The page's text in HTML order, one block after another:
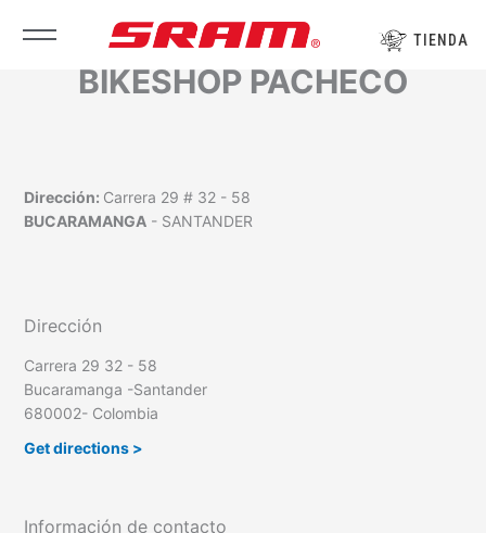
TIENDA
BIKESHOP PACHECO
Dirección: Carrera 29 # 32 - 58
BUCARAMANGA - SANTANDER
Dirección
Carrera 29 32 - 58
Bucaramanga -Santander
680002- Colombia
Get directions >
Información de contacto